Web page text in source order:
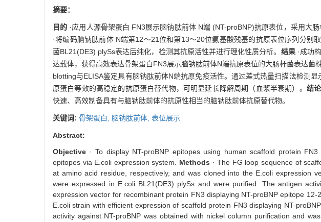
摘要：
目的 ·应用人源骨架蛋白 FN3展示脑钠肽前体 N端 (NT-proBNP)抗原表位，采用大
·将编码脑钠肽前体 N端第12～21位和第13～20位氨基酸残基的抗原表位序列分
菌BL21(DE3) plySs表达后纯化，检测其抗原活性并进行理化性质分析。 结果·成功
达载体，获得高效表达骨架蛋白FN3展示脑钠肽前体N端抗原表位的大肠杆菌表达菌
blotting与ELISA鉴定具有脑钠肽前体N端抗原免疫活性。通过差式热量扫描法检测
原蛋白等效的高稳定的抗原蛋白替代物，可明显延长降解周期（血浆半衰期）。 结论
快速、高效制备具有与脑钠肽前体的抗原性相当的脑钠肽前体抗原替代物。
关键词: 骨架蛋白, 脑钠肽前体, 表位展示
Abstract:
Objective · To display NT-proBNP epitopes using human scaffold protein
epitopes via E.coli expression system. Methods · The FG loop sequence of
at amino acid residue, respectively, and was cloned into the E.coli expression
were expressed in E.coli BL21(DE3) plySs and were purified. The antigen
expression vector for recombinant protein FN3 displaying NT-proBNP epitope
E.coli strain with efficient expression of scaffold protein FN3 displaying NT-
activity against NT-proBNP was obtained with nickel column purification and